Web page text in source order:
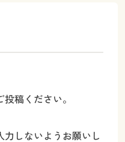
稿ください。
力しないようお願いし